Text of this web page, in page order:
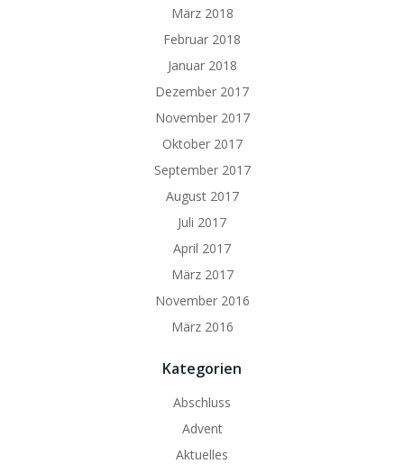
März 2018
Februar 2018
Januar 2018
Dezember 2017
November 2017
Oktober 2017
September 2017
August 2017
Juli 2017
April 2017
März 2017
November 2016
März 2016
Kategorien
Abschluss
Advent
Aktuelles